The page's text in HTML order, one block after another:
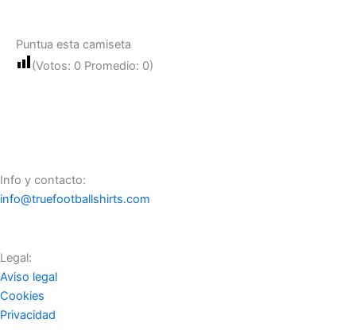
Puntua esta camiseta
(Votos: 0 Promedio: 0)
Info y contacto:
info@truefootballshirts.com
Legal:
Aviso legal
Cookies
Privacidad